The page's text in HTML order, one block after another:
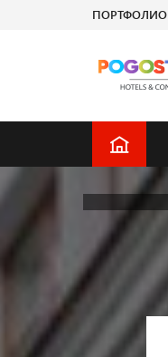
ПОРТФОЛИО